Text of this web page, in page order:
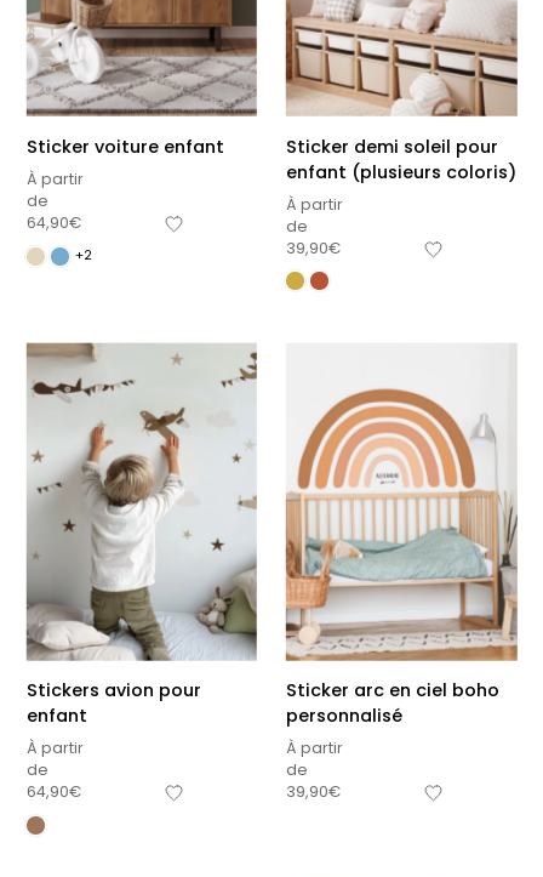
délicates
À partir
de
29,90€
+1
beige
À partir
de
29,90€
Affiche bébé Mes
premières fois
personnalisable
À partir
de
34,90€
Affiche personnalisée
petits carreaux pour
enfant
À partir
de
14,90€
Sticker voiture enfant
À partir
de
64,90€
+2
Sticker demi soleil pour
enfant (plusieurs coloris)
À partir
de
39,90€
Stickers avion pour
enfant
À partir
de
64,90€
Sticker arc en ciel boho
personnalisé
À partir
de
39,90€